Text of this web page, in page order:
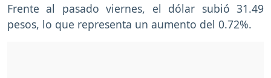
Frente al pasado viernes, el dólar subió 31.49
pesos, lo que representa un aumento del 0.72%.